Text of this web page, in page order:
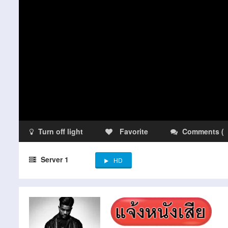
Turn off light Favorite Comments (
Server 1 HD